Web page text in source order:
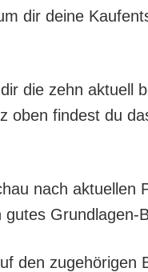
dir dei­ne
die zehn aktu­ell
oben fin­dest du
nach aktu­el­len
gutes Grund­la­gen-
den zuge­hö­ri­gen